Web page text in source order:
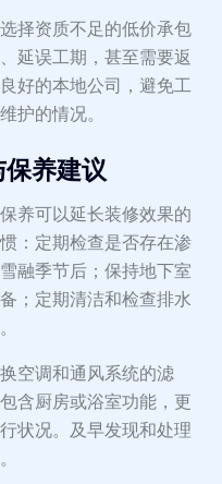
择资质不足的低价承包
延误工期，甚至需要返
好的本地公司，避免工
护的情况。
养建议
养可以延长装修效果的
：定期检查是否存在渗
融季节后；保持地下室
；定期清洁和检查排水
空调和通风系统的滤
含厨房或浴室功能，更
状况。及早发现和处理